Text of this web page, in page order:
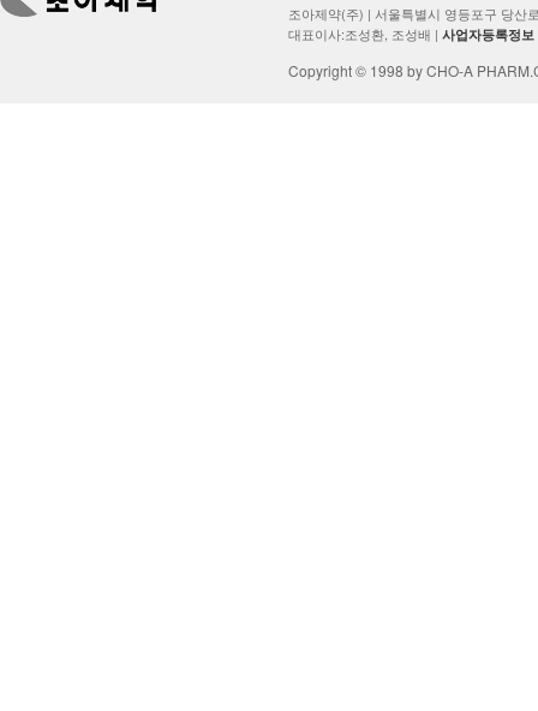
조아제약(주) | 서울특별시 영등포구 당산
대표이사:조성환, 조성배 | 사업자등록정보
Copyright © 1998 by CHO-A